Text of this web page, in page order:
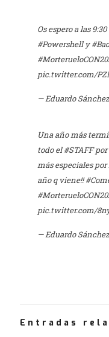
Os espero a las
#Powershelly
pic.twitter.com/
— Eduardo
Una año más
todo el#STAFFpor
más especiales
año q viene!!
pic.twitter.com/
— Eduardo
Entradas